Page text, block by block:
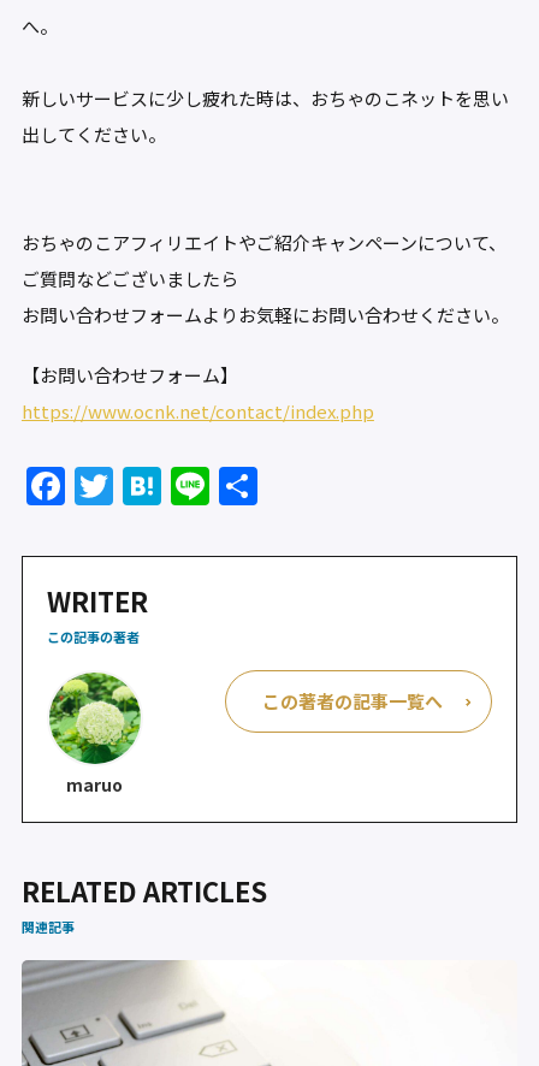
へ。
新しいサービスに少し疲れた時は、おちゃのこネットを思い
出してください。
おちゃのこアフィリエイトやご紹介キャンペーンについて、
ご質問などございましたら
お問い合わせフォームよりお気軽にお問い合わせください。
【お問い合わせフォーム】
https://www.ocnk.net/contact/index.php
F
c
e
b
o
o
k
T
itt
er
H
e
Li
e
共
WRITER
この記事の著者
maruo
この著者の記事一覧へ
RELATED ARTICLES
関連記事